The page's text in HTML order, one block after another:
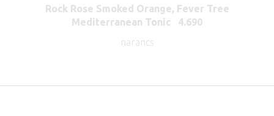
Rock Rose Smoked Orange, Fever Tree
Mediterranean Tonic 4.690
narancs